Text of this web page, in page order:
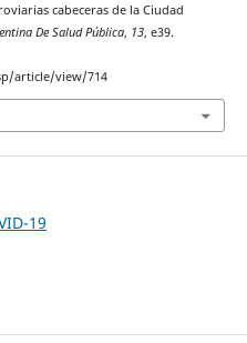
cabeceras de la Ciudad
De Salud Pública, 13, e39.
article/view/714
19